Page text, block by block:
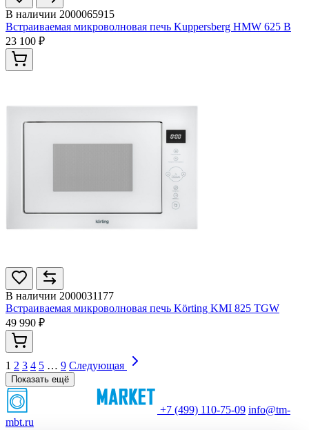
В наличии 2000065915
Встраиваемая микроволновая печь Kuppersberg HMW 625 B
23 100 ₽
В наличии 2000031177
Встраиваемая микроволновая печь Körting KMI 825 TGW
49 990 ₽
1 2 3 4 5 … 9 Следующая
Показать ещё
+7 (499) 110-75-09 info@tm-
mbt.ru